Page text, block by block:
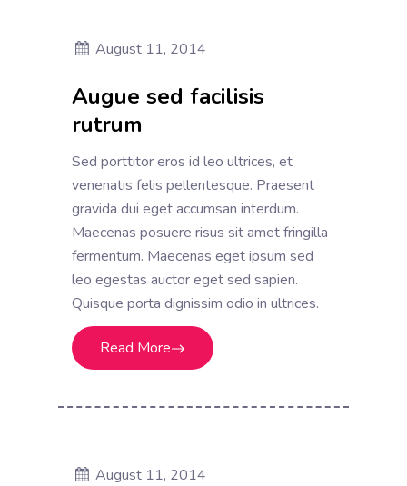
August 11, 2014
Augue sed facilisis
rutrum
Sed porttitor eros id leo ultrices, et
venenatis felis pellentesque. Praesent
gravida dui eget accumsan interdum.
Maecenas posuere risus sit amet fringilla
fermentum. Maecenas eget ipsum sed
leo egestas auctor eget sed sapien.
Quisque porta dignissim odio in ultrices.
Read More
August 11, 2014